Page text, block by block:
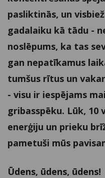
pasliktinās, un
gadalaiku kā tādu -
noslēpums, ka tas
gan nepatīkamus
tumšus rītus un
- visu ir iespējams
gribasspēku. Lūk, 10
enerģiju un prieku
pametuši mūs
Ūdens, ūdens, ūdens!